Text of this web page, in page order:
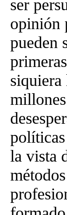
ser
opinión
pueden
siquiera
la vista